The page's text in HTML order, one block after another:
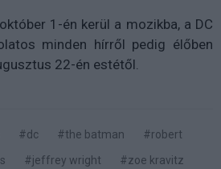
1-én kerül a mozikba, a DC
minden hírről pedig élőben
22-én estétől.
#dc #the batman
#robert
#jeffrey wright
#zoe kravitz